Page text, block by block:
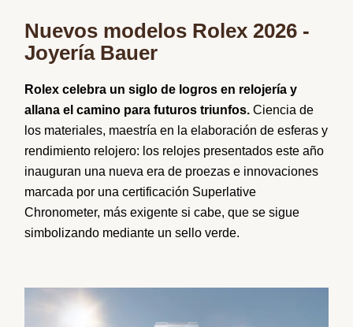
Nuevos modelos Rolex 2026 -
Joyería Bauer
Rolex celebra un siglo de logros en relojería y
allana el camino para futuros triunfos.Ciencia de
los materiales, maestría en la elaboración de esferas y
rendimiento relojero: los relojes presentados este año
inauguran una nueva era de proezas e innovaciones
marcada por una certificación Superlative
Chronometer, más exigente si cabe, que se sigue
simbolizando mediante un sello verde.